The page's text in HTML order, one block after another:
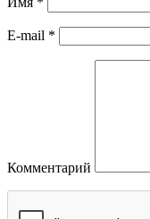
E-mail *
Комментарий